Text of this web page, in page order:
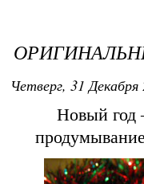
Четверг, 31
Новый год